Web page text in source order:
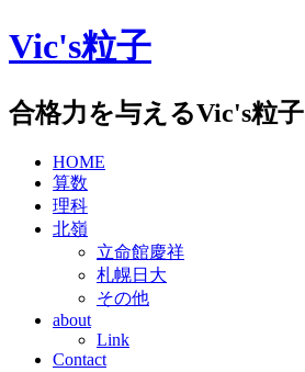
Skip
to
Vic's粒子
合格力を与えるVic's粒子
HOME
算数
理科
北嶺
立命館慶祥
札幌日大
その他
about
Link
Contact